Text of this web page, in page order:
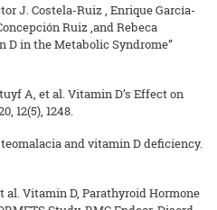
J. Costela-Ruiz , Enrique García-
Ruiz ,and Rebeca
D in the Metabolic Syndrome”
A, et al. Vitamin D’s Effect on
12(5), 1248.
and vitamin D deficiency.
al. Vitamin D, Parathyroid Hormone